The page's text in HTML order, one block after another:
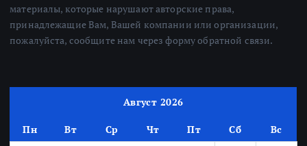
материалы, которые нарушают авторские права,
принадлежащие Вам, Вашей компании или организации,
пожалуйста, сообщите нам через форму обратной связи.
Август 2026
Пн Вт Ср Чт Пт Сб
Вс